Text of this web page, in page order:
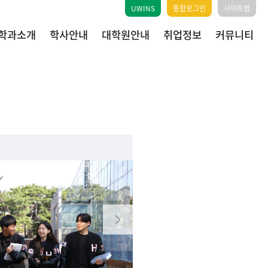
UWINS 통합로그인 사이트맵
과소개 학사안내 대학원안내 취업정보 커뮤니티